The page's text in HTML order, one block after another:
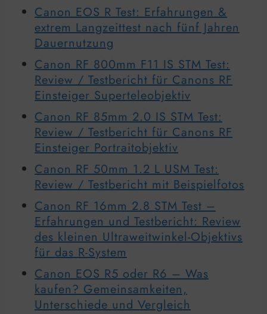
Canon EOS R Test: Erfahrungen &
extrem Langzeittest nach fünf Jahren
Dauernutzung
Canon RF 800mm F11 IS STM Test:
Review / Testbericht für Canons RF
Einsteiger Superteleobjektiv
Canon RF 85mm 2.0 IS STM Test:
Review / Testbericht für Canons RF
Einsteiger Portraitobjektiv
Canon RF 50mm 1.2 L USM Test:
Review / Testbericht mit Beispielfotos
Canon RF 16mm 2.8 STM Test –
Erfahrungen und Testbericht: Review
des kleinen Ultraweitwinkel-Objektivs
für das R-System
Canon EOS R5 oder R6 – Was
kaufen? Gemeinsamkeiten,
Unterschiede und Vergleich